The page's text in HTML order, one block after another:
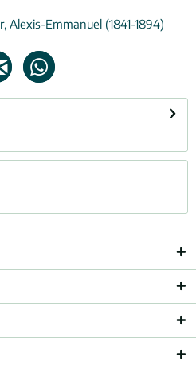
Alexis-Emmanuel (1841-1894)